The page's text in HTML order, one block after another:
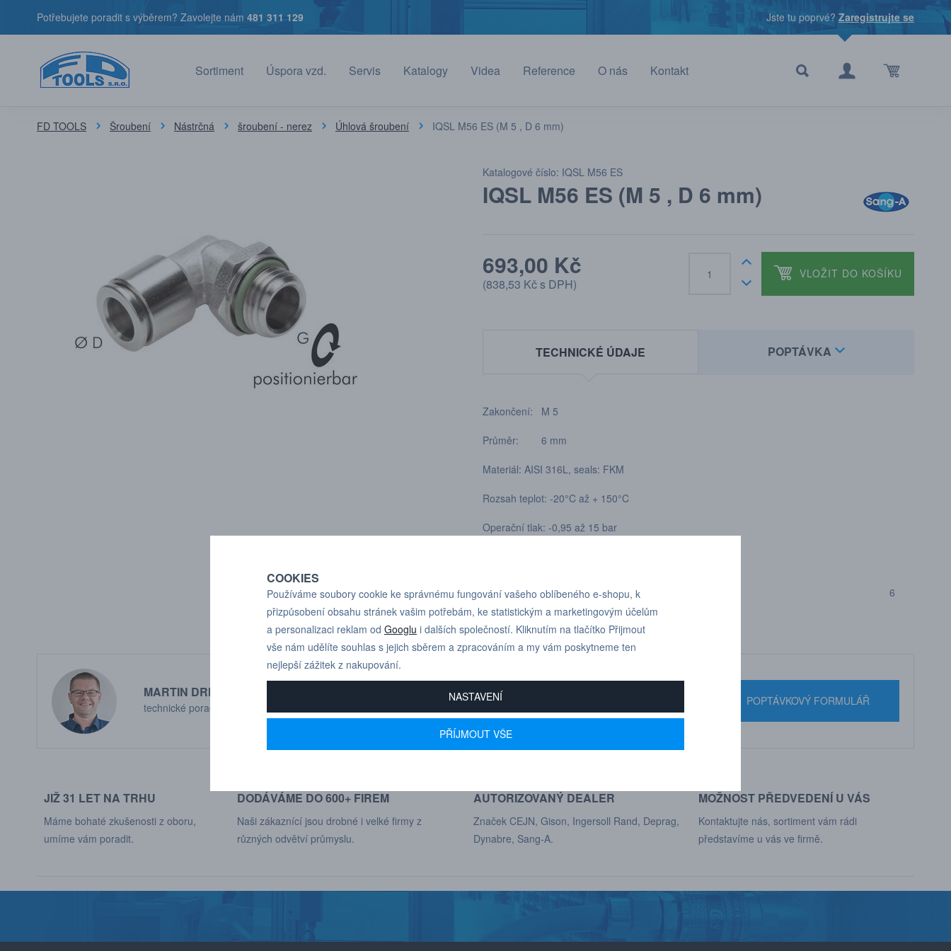
Potřebujete poradit s výběrem? Zavolejte nám 481 311 129 Jste tu poprvé? Zaregistrujte se
Sortiment Úspora vzd. Servis Katalogy Videa Reference O nás Kontakt
FD TOOLS Šroubení Nástrčná šroubení - nerez Úhlová šroubení IQSL M56 ES (M 5 , D 6 mm)
Katalogové číslo: IQSL M56 ES
IQSL M56 ES (M 5 , D 6 mm)
693,00 Kč
(838,53 Kčs DPH)
VLOŽIT DO KOŠÍKU
TECHNICKÉ ÚDAJE POPTÁVKA
Zakončení: M 5
Průměr: 6 mm
Materiál: AISI 316L, seals: FKM
Rozsah teplot: -20°C až + 150°C
Operační tlak: -0,95 až 15 bar
Dle tloušťky hadice 6
MARTIN DRHOLEC
technické poradenství
nebo poptávky volejte
+420 731 517 942 POPTÁVKOVÝ FORMULÁŘ
JIŽ 31 LET NA TRHU
Máme bohaté zkušenosti z oboru,
umíme vám poradit.
DODÁVÁME DO 600+ FIREM
Naši zákaznící jsou drobné i velké firmy z
různých odvětví průmyslu.
AUTORIZOVANÝ DEALER
Značek CEJN, Gison, Ingersoll Rand, Deprag,
Dynabre, Sang-A.
MOŽNOST PŘEDVEDENÍ U VÁS
Kontaktujte nás, sortiment vám rádi
představíme u vás ve firmě.
COOKIES
Používáme soubory cookie ke správnému fungování vašeho oblíbeného e-shopu, k
přizpůsobení obsahu stránek vašim potřebám, ke statistickým a marketingovým účelům
a personalizaci reklam od Googlu i dalších společností. Kliknutím na tlačítko Přijmout
vše nám udělíte souhlas s jejich sběrem a zpracováním a my vám poskytneme ten
nejlepší zážitek z nakupování.
NASTAVENÍ
PŘÍJMOUT VŠE